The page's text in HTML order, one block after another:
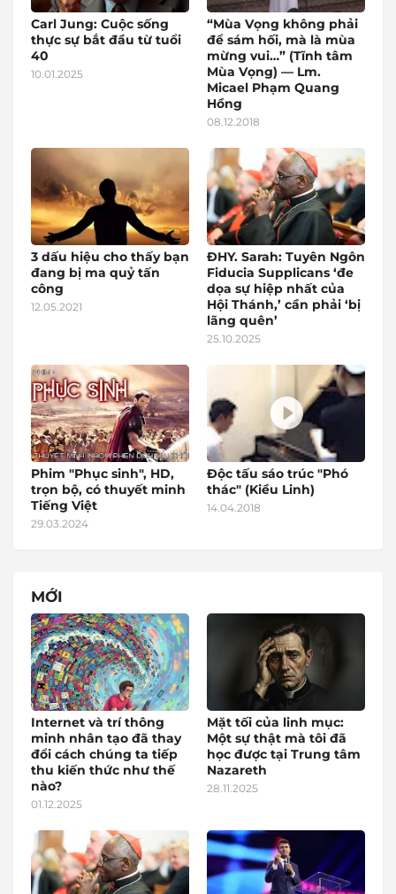
Carl Jung: Cuộc sống
thực sự bắt đầu từ tuổi
40
10.01.2025
“Mùa Vọng không phải
để sám hối, mà là mùa
mừng vui…” (Tĩnh tâm
Mùa Vọng) — Lm.
Micael Phạm Quang
Hồng
08.12.2018
3 dấu hiệu cho thấy bạn
đang bị ma quỷ tấn
công
12.05.2021
ĐHY. Sarah: Tuyên Ngôn
Fiducia Supplicans ‘đe
dọa sự hiệp nhất của
Hội Thánh,’ cần phải ‘bị
lãng quên’
25.10.2025
Phim "Phục sinh", HD,
trọn bộ, có thuyết minh
Tiếng Việt
29.03.2024
Độc tấu sáo trúc "Phó
thác" (Kiều Linh)
14.04.2018
MỚI
Internet và trí thông
minh nhân tạo đã thay
đổi cách chúng ta tiếp
thu kiến thức như thế
nào?
01.12.2025
Mặt tối của linh mục:
Một sự thật mà tôi đã
học được tại Trung tâm
Nazareth
28.11.2025